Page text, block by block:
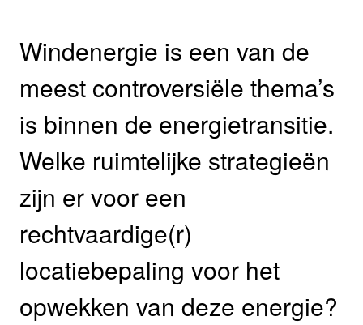
Windenergie is een van de
meest controversiële thema’s
is binnen de energietransitie.
Welke ruimtelijke strategieën
zijn er voor een
rechtvaardige(r)
locatiebepaling voor het
opwekken van deze energie?